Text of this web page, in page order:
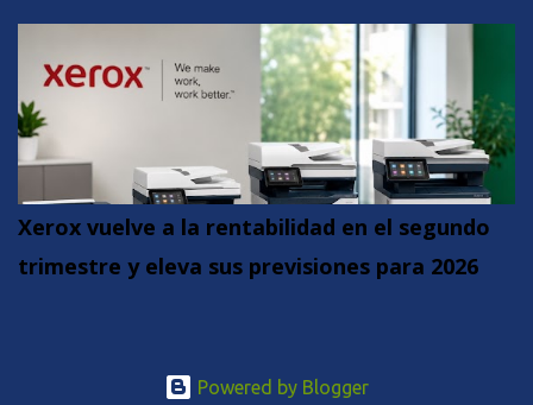
Xerox vuelve a la rentabilidad en el segundo
trimestre y eleva sus previsiones para 2026
Powered by Blogger